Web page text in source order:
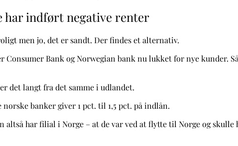
har indført negative renter
men jo, det er sandt. Der findes et alternativ.
Bank og Norwegian bank nu lukket for nye kunder.
det langt fra det samme i udlandet.
banker giver 1 pct. til 1,5 pct. på indlån.
altså har filial i Norge – at de var ved at flytte til Norge og